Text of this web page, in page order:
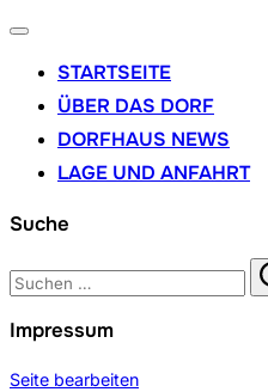
Navigation
STARTSEITE
ÜBER DAS DORF
DORFHAUS NEWS
LAGE UND ANFAHRT
Suche
Suchen
nach:
Impressum
Seite bearbeiten